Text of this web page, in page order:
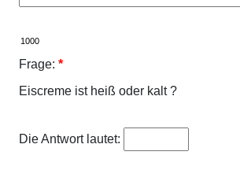
Frage: *
Eiscreme ist heiß oder kalt ?
Die Antwort lautet: